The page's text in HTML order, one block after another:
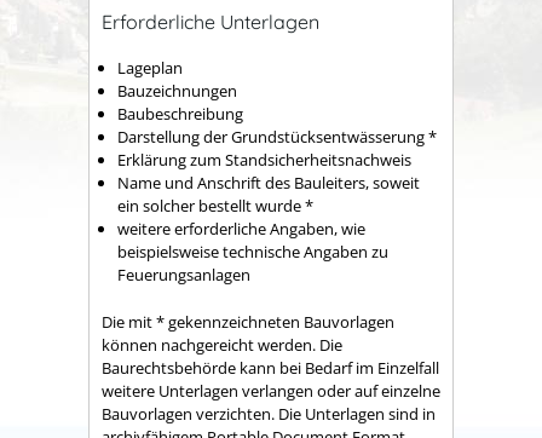
Erforderliche Unterlagen
Lageplan
Bauzeichnungen
Baubeschreibung
Darstellung der Grundstücksentwässerung *
Erklärung zum Standsicherheitsnachweis
Name und Anschrift des Bauleiters, soweit
ein solcher bestellt wurde *
weitere erforderliche Angaben, wie
beispielsweise technische Angaben zu
Feuerungsanlagen
Die mit * gekennzeichneten Bauvorlagen
können nachgereicht werden. Die
Baurechtsbehörde kann bei Bedarf im Einzelfall
weitere Unterlagen verlangen oder auf einzelne
Bauvorlagen verzichten. Die Unterlagen sind in